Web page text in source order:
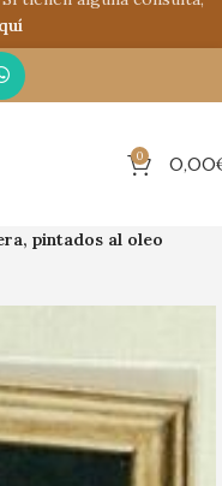
0 0,00
pintados al oleo